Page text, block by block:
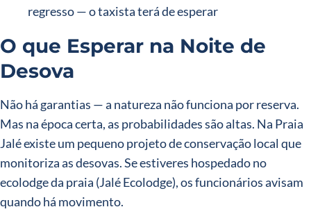
regresso — o taxista terá de esperar
O que Esperar na Noite de
Desova
Não há garantias — a natureza não funciona por reserva.
Mas na época certa, as probabilidades são altas. Na Praia
Jalé existe um pequeno projeto de conservação local que
monitoriza as desovas. Se estiveres hospedado no
ecolodge da praia (Jalé Ecolodge), os funcionários avisam
quando há movimento.